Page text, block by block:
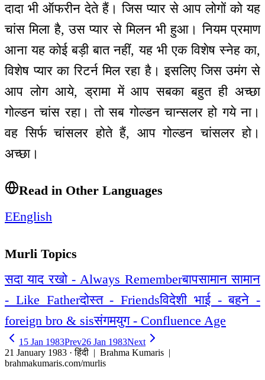
दादा भी ऑफरीन देते हैं। जिस प्यार से आप लोगों को यह
चांस मिला है, उस प्यार से मिलन भी हुआ। नियम प्रमाण
आना यह कोई बड़ी बात नहीं, यह भी एक विशेष स्नेह का,
विशेष प्यार का रिटर्न मिल रहा है। इसलिए जिस उमंग से
आप लोग आये, ड्रामा में आप सबका बहुत ही अच्छा
गोल्डन चांस रहा। तो सब गोल्डन चान्सलर हो गये ना।
वह सिर्फ चांसलर होते हैं, आप गोल्डन चांसलर हो।
अच्छा।
Read in Other Languages
EEnglish
Murli Topics
सदा याद रखो - Always Rememberबापसामान सामान
- Like Fatherदोस्त - Friendsविदेशी भाई - बहने -
foreign bro & sisसंगमयुग - Confluence Age
15 Jan 1983Prev26 Jan 1983Next
21 January 1983 · हिंदी | Brahma Kumaris |
brahmakumaris.com/murlis